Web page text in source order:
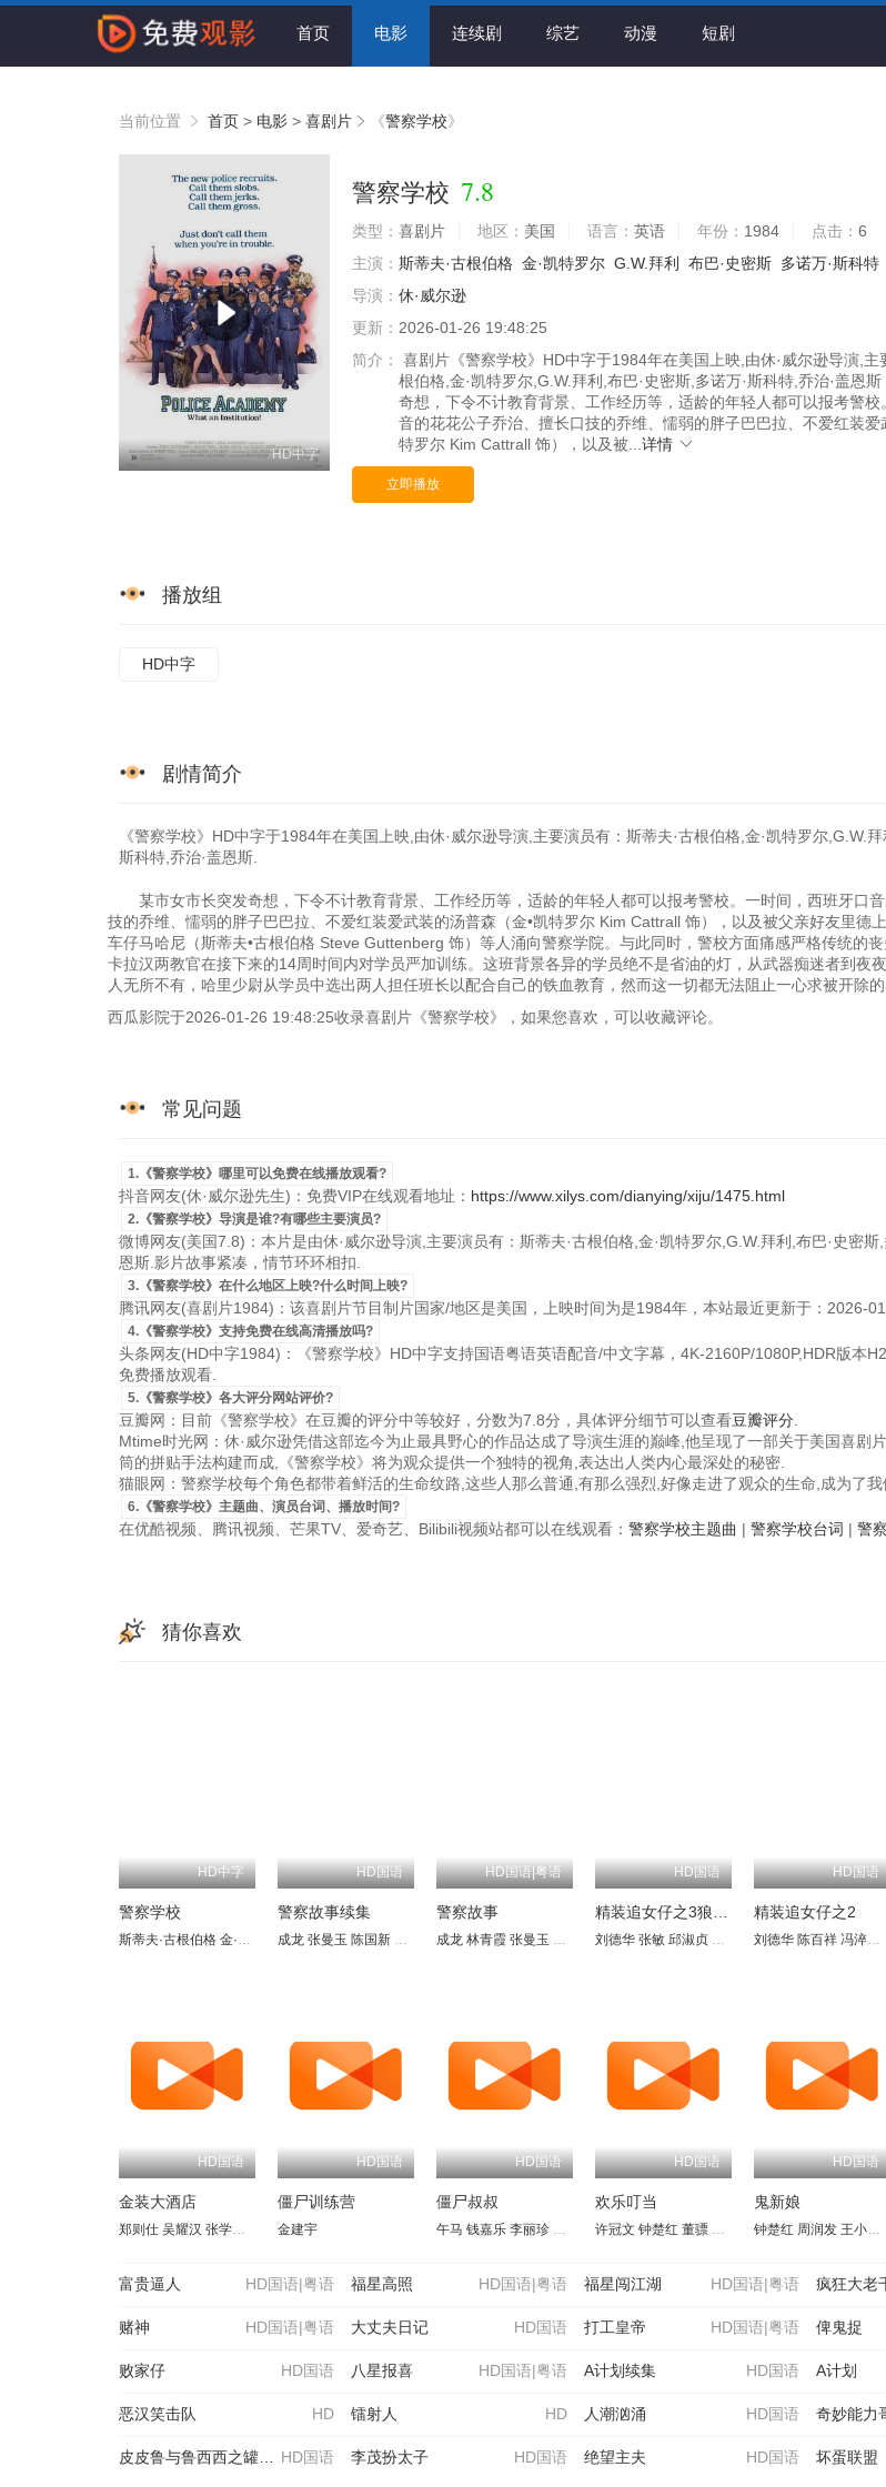
首页 电影 连续剧 综艺 动漫 短剧
当前位置 首页 > 电影 > 喜剧片 《警察学校》
HD中字
警察学校 7.8
类型： 喜剧片 地区： 美国 语言： 英语 年份： 1984 点击： 6
主演： 斯蒂夫·古根伯格 金·凯特罗尔 G.W.拜利 布巴·史密斯 多诺万·斯科特
导演： 休·威尔逊
更新： 2026-01-26 19:48:25
简介：
喜剧片《警察学校》HD中字于1984年在美国上映,由休·威尔逊导演,主
根伯格,金·凯特罗尔,G.W.拜利,布巴·史密斯,多诺万·斯科特,乔治·盖
奇想，下令不计教育背景、工作经历等，适龄的年轻人都可以报考警校
音的花花公子乔治、擅长口技的乔维、懦弱的胖子巴巴拉、不爱红装爱
特罗尔 Kim Cattrall 饰），以及被... 详情
立即播放
播放组
HD中字
剧情简介
《警察学校》HD中字于1984年在美国上映,由休·威尔逊导演,主要演员有：斯蒂夫·古根伯格,金·凯特罗尔,G.W.拜
斯科特,乔治·盖恩斯.
某市女市长突发奇想，下令不计教育背景、工作经历等，适龄的年轻人都可以报考警校。一时间，西班牙口音
技的乔维、懦弱的胖子巴巴拉、不爱红装爱武装的汤普森（金•凯特罗尔 Kim Cattrall 饰），以及被父亲好友里德
车仔马哈尼（斯蒂夫•古根伯格 Steve Guttenberg 饰）等人涌向警察学院。与此同时，警校方面痛感严格传统的
卡拉汉两教官在接下来的14周时间内对学员严加训练。这班背景各异的学员绝不是省油的灯，从武器痴迷者到夜
人无所不有，哈里少尉从学员中选出两人担任班长以配合自己的铁血教育，然而这一切都无法阻止一心求被开除
西瓜影院于2026-01-26 19:48:25收录喜剧片《警察学校》，如果您喜欢，可以收藏评论。
常见问题
1.《警察学校》哪里可以免费在线播放观看?
抖音网友(休·威尔逊先生)：免费VIP在线观看地址： https://www.xilys.com/dianying/xiju/1475.html
2.《警察学校》导演是谁?有哪些主要演员?
微博网友(美国7.8)：本片是由休·威尔逊导演,主要演员有：斯蒂夫·古根伯格,金·凯特罗尔,G.W.拜利,布巴·史密斯
恩斯.影片故事紧凑，情节环环相扣.
3.《警察学校》在什么地区上映?什么时间上映?
腾讯网友(喜剧片1984)：该喜剧片节目制片国家/地区是美国，上映时间为是1984年，本站最近更新于：2026-
4.《警察学校》支持免费在线高清播放吗?
头条网友(HD中字1984)：《警察学校》HD中字支持国语粤语英语配音/中文字幕，4K-2160P/1080P,HDR版本
免费播放观看.
5.《警察学校》各大评分网站评价?
豆瓣网：目前《警察学校》在豆瓣的评分中等较好，分数为7.8分，具体评分细节可以查看豆瓣评分
Mtime时光网：休·威尔逊凭借这部迄今为止最具野心的作品达成了导演生涯的巅峰,他呈现了一部关于美国喜剧
筒的拼贴手法构建而成,《警察学校》将为观众提供一个独特的视角,表达出人类内心最深处的秘密.
猫眼网：警察学校每个角色都带着鲜活的生命纹路,这些人那么普通,有那么强烈,好像走进了观众的生命,成为了我
6.《警察学校》主题曲、演员台词、播放时间?
在优酷视频、腾讯视频、芒果TV、爱奇艺、Bilibili视频站都可以在线观看： 警察学校主题曲 | 警察学校台词 | 警
猜你喜欢
HD中字
警察学校
斯蒂夫·古根伯格 金·凯特罗尔 G.W.拜利 布巴·史密斯 多诺万·斯科特 乔治·盖恩斯
HD国语
警察故事续集
成龙 张曼玉 陈国新 楚原 曹查理 林国雄
HD国语|粤语
警察故事
成龙 林青霞 张曼玉 董骠 楚原 曹查理 汤镇业 刘雅丽 卢敏仪 林国斌
HD国语
精装追女仔之3狼之一族
刘德华 张敏 邱淑贞 冯淬帆 王晶 黄霑 周慧敏 吴君
HD国语
精装追女仔之2
刘德华 陈百祥 冯淬帆
HD国语
金装大酒店
郑则仕 吴耀汉 张学友 王祖贤 叶童 夏文汐 胡枫 秦祥林 单立文 苏德华 吕秀菱 仓田保昭 陈辉虹 楼南光 叶荣祖
僵尸训练营
金建宇
僵尸叔叔
午马 钱嘉乐 李丽珍 元华 王玉环
HD国语
欢乐叮当
许冠文 钟楚红 董骠 许冠英 黎小田 黄韵诗
HD国语
鬼新娘
钟楚红 周润发 王小凤
HD国语|粤语
富贵逼人 HD国语|粤语
福星高照 HD国语|粤语
福星闯江湖 疯狂大老
HD国语|粤语
赌神 HD国语
大丈夫日记 HD国语|粤语
打工皇帝 俾鬼捉
HD国语
败家仔 HD国语|粤语
八星报喜 HD国语
A计划续集 A计划
HD
恶汉笑击队 HD
镭射人 HD国语
人潮汹涌 奇妙能力
HD国语
皮皮鲁与鲁西西之罐头小人 HD国语
李茂扮太子 HD国语
绝望主夫 坏蛋联盟